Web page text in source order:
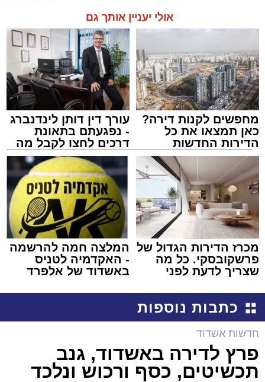
אולי יעניין אותך גם
מחפשים לקנות דירה?
כאן תמצאו את כל
הדירות החדשות
למכירה באשדוד >>>
עורך דין דותן לינדנברג
- נפגעתם בתאונת
דרכים לחצו לקבל מה
שמגיע לכם
מכרז הדירות הגדול של
פרשקובסקי. כל מה
שצריך לדעת לפני
באשדוד
המלצה חמה להרשמה
- האקדמיה לטניס
באשדוד של אלפרד
כתבות נוספות
חדשות אשדוד
פרץ לדירה באשדוד, גנב
תכשיטים, כסף ורכוש ונלכד